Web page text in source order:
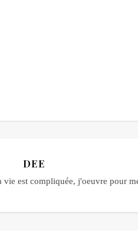
DEE
vie est compliquée, j'oeuvre pour